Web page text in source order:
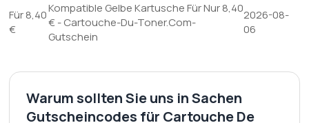
Für 8,40
€
Kompatible Gelbe Kartusche Für Nur 8,40
€ - Cartouche-Du-Toner.Com-
Gutschein
2026-08-
06
Warum sollten Sie uns in Sachen
Gutscheincodes für Cartouche De